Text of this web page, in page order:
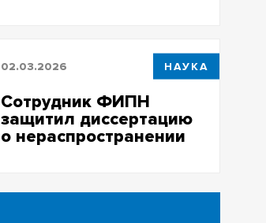
02.03.2026 НАУКА
Сотрудник ФИПН
защитил диссертацию
о нераспространении